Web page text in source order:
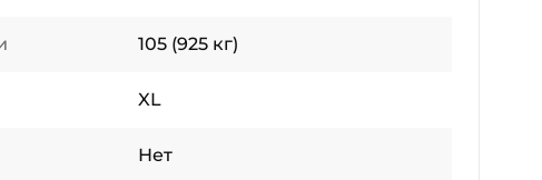
105 (925 кг)
XL
Нет